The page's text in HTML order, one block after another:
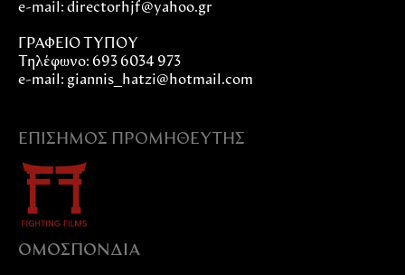
e-mail: directorhjf@yahoo.gr
ΓΡΑΦΕΙΟ ΤΥΠΟΥ
Τηλέφωνο: 693 6034 973
e-mail: giannis_hatzi@hotmail.com
ΕΠΊΣΗΜΟΣ ΠΡΟΜΗΘΕΥΤΉΣ
ΟΜΟΣΠΟΝΔIΑ